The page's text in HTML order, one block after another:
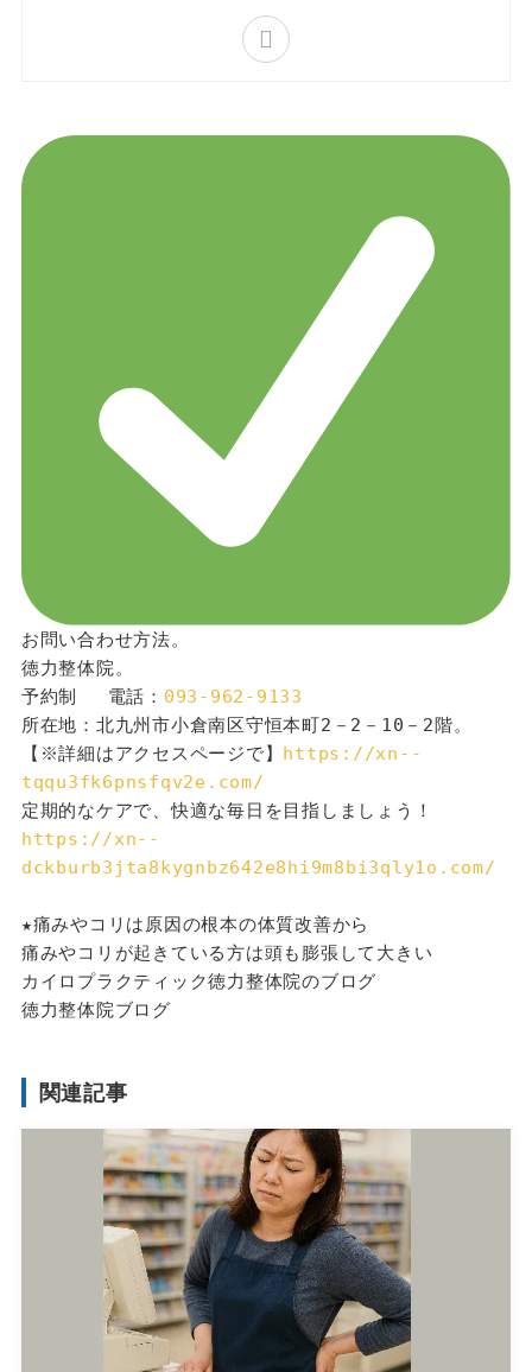
お問い合わせ方法。
徳力整体院。
予約制 　電話： 093-962-9133
所在地：北九州市小倉南区守恒本町2－2－10－2階。
【※詳細はアクセスページで】 https://xn--
tqqu3fk6pnsfqv2e.com/
定期的なケアで、快適な毎日を目指しましょう！
https://xn--
dckburb3jta8kygnbz642e8hi9m8bi3qly1o.com/
★痛みやコリは原因の根本の体質改善から
痛みやコリが起きている方は頭も膨張して大きい
カイロプラクティック徳力整体院のブログ
徳力整体院ブログ
関連記事